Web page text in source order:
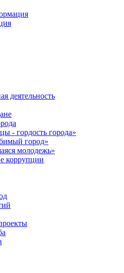
деятельность
- гордость города»
город»
молодежь»
коррупции